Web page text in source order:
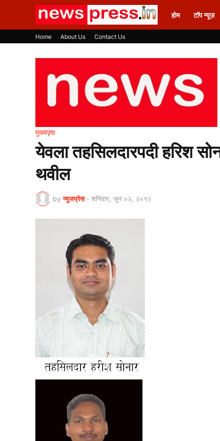
होम टॉप न्यूज़
Home About Us Contact Us
मुख्यपृष्ठ
येवला तहसिलदारपदी हरिश
थवील
by न्यूजप्रेस - शनिवार, जून ०२, २०१२